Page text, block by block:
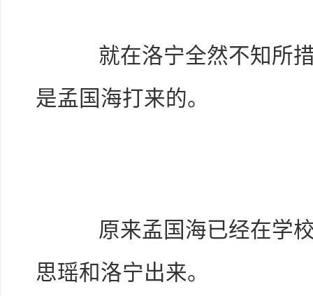
就在洛宁全然不知所措
是孟国海打来的。
原来孟国海已经在学校
思瑶和洛宁出来。